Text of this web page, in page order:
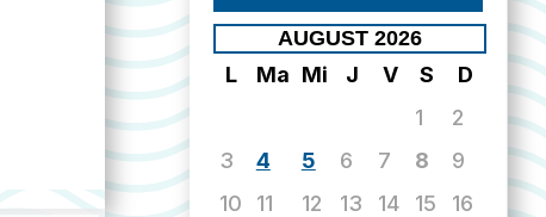
AUGUST 2026
L Ma Mi J V S
D
1
2
3
4 5 6 7 8
9
10
11 12 13 14 15
16